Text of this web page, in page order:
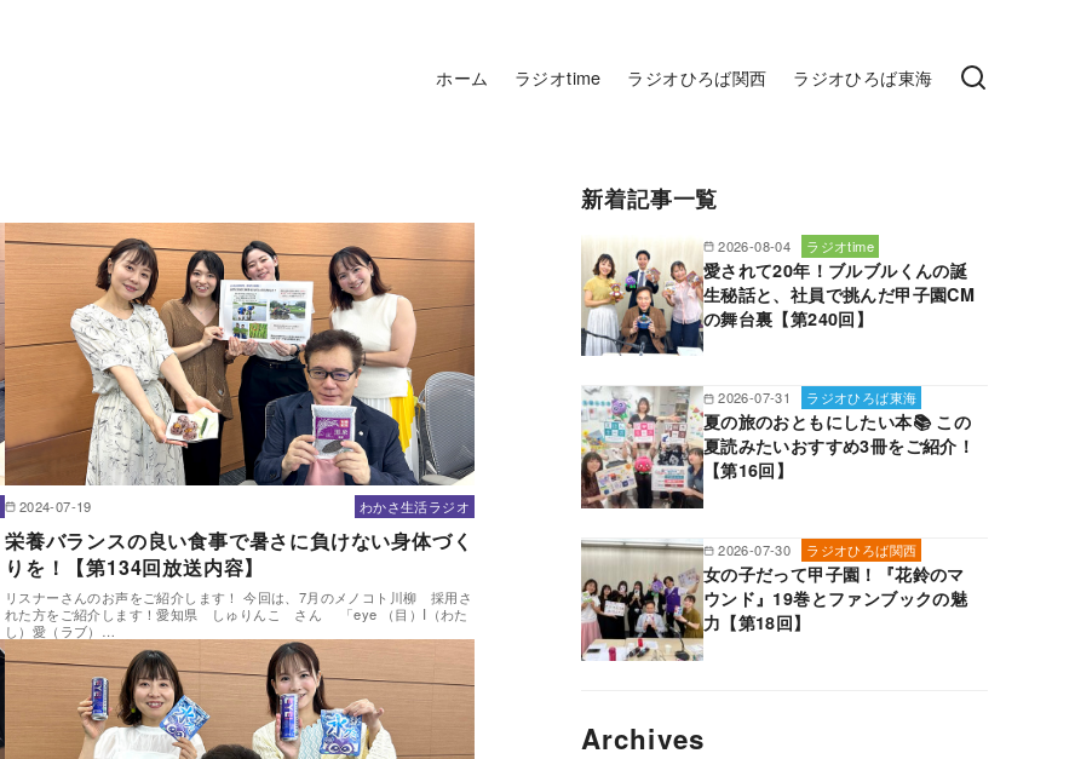
ホーム ラジオtime ラジオひろば関西 ラジオひろば東海
2024-07-19 わかさ生活ラジオ
栄養バランスの良い食事で暑さに負けない身体づく
りを！【第134回放送内容】
リスナーさんのお声をご紹介します！ 今回は、7月のメノコト川柳 採用さ
れた方をご紹介します！愛知県 しゅりんこ さん 「eye （目）I（わた
し）愛（ラブ）…
新着記事一覧
2026-08-04 ラジオtime
愛されて20年！ブルブルくんの誕
生秘話と、社員で挑んだ甲子園CM
の舞台裏【第240回】
2026-07-31 ラジオひろば東海
夏の旅のおともにしたい本📚 この
夏読みたいおすすめ3冊をご紹介！
【第16回】
2026-07-30 ラジオひろば関西
女の子だって甲子園！『花鈴のマ
ウンド』19巻とファンブックの魅
力【第18回】
Archives